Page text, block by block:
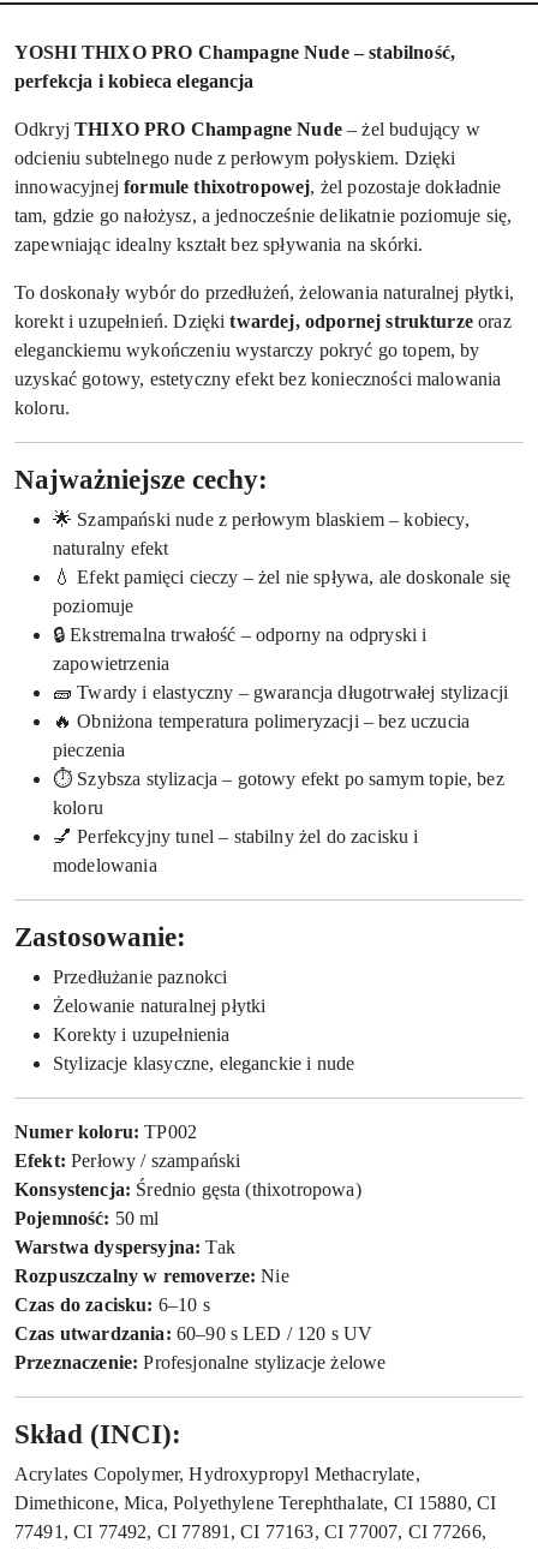
YOSHI THIXO PRO Champagne Nude – stabilność,
perfekcja i kobieca elegancja
OdkryjTHIXO PRO Champagne Nude– żel budujący w
odcieniu subtelnego nude z perłowym połyskiem. Dzięki
innowacyjnejformule thixotropowej, żel pozostaje dokładnie
tam, gdzie go nałożysz, a jednocześnie delikatnie poziomuje się,
zapewniając idealny kształt bez spływania na skórki.
To doskonały wybór do przedłużeń, żelowania naturalnej płytki,
korekt i uzupełnień. Dziękitwardej, odpornej strukturzeoraz
eleganckiemu wykończeniu wystarczy pokryć go topem, by
uzyskać gotowy, estetyczny efekt bez konieczności malowania
koloru.
Najważniejsze cechy:
🌟 Szampański nude z perłowym blaskiem – kobiecy,
naturalny efekt
💧 Efekt pamięci cieczy – żel nie spływa, ale doskonale się
poziomuje
🔒 Ekstremalna trwałość – odporny na odpryski i
zapowietrzenia
🧱 Twardy i elastyczny – gwarancja długotrwałej stylizacji
🔥 Obniżona temperatura polimeryzacji – bez uczucia
pieczenia
⏱ Szybsza stylizacja – gotowy efekt po samym topie, bez
koloru
💅 Perfekcyjny tunel – stabilny żel do zacisku i
modelowania
Zastosowanie:
Przedłużanie paznokci
Żelowanie naturalnej płytki
Korekty i uzupełnienia
Stylizacje klasyczne, eleganckie i nude
Numer koloru: TP002
Efekt: Perłowy / szampański
Konsystencja: Średnio gęsta (thixotropowa)
Pojemność: 50 ml
Warstwa dyspersyjna: Tak
Rozpuszczalny w removerze: Nie
Czas do zacisku: 6–10 s
Czas utwardzania: 60–90 s LED / 120 s UV
Przeznaczenie: Profesjonalne stylizacje żelowe
Skład (INCI):
Acrylates Copolymer, Hydroxypropyl Methacrylate,
Dimethicone, Mica, Polyethylene Terephthalate, CI 15880, CI
77491, CI 77492, CI 77891, CI 77163, CI 77007, CI 77266,